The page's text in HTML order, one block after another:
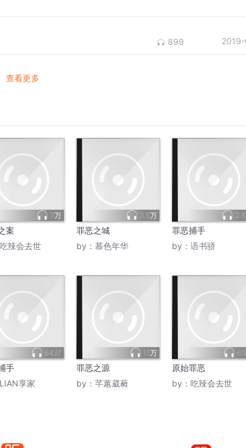
899
查看更多
7万
案
吃辣会去世
3.5万
罪恶之城
by： 慕色年华
罪恶捕手
by： 语书骄
6437
手
LIAN享家
1.1万
罪恶之源
by： 芊蕙葳蕤
原始罪恶
by： 吃辣会去世